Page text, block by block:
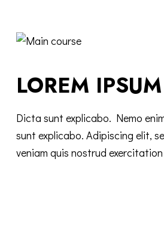
LOREM
Dicta sunt explicabo. Nemo
sunt explicabo. Adipiscing elit,
veniam quis nostrud